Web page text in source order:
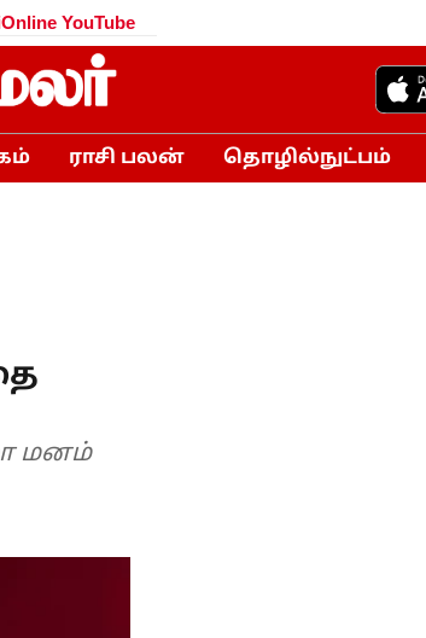
YouTube
ராசி பலன் தொழில்நுட்பம்
மனம்